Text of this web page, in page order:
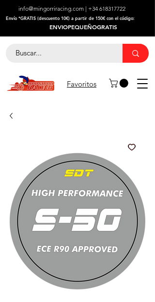
info@mingorriracing.com | +34 618317722
​Envío *GRATIS (descuento 10€) a partir de 150€ con el código:
ENVIOPEQUEÑOGRATIS
Favoritos